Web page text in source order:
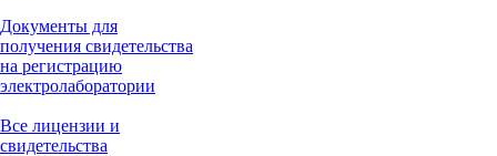
Документы для
получения свидетельства
на регистрацию
электролаборатории
Все лицензии и
свидетельства